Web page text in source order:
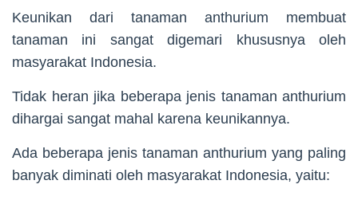
Keunikan dari tanaman anthurium membuat
tanaman ini sangat digemari khususnya oleh
masyarakat Indonesia.
Tidak heran jika beberapa jenis tanaman anthurium
dihargai sangat mahal karena keunikannya.
Ada beberapa jenis tanaman anthurium yang paling
banyak diminati oleh masyarakat Indonesia, yaitu: